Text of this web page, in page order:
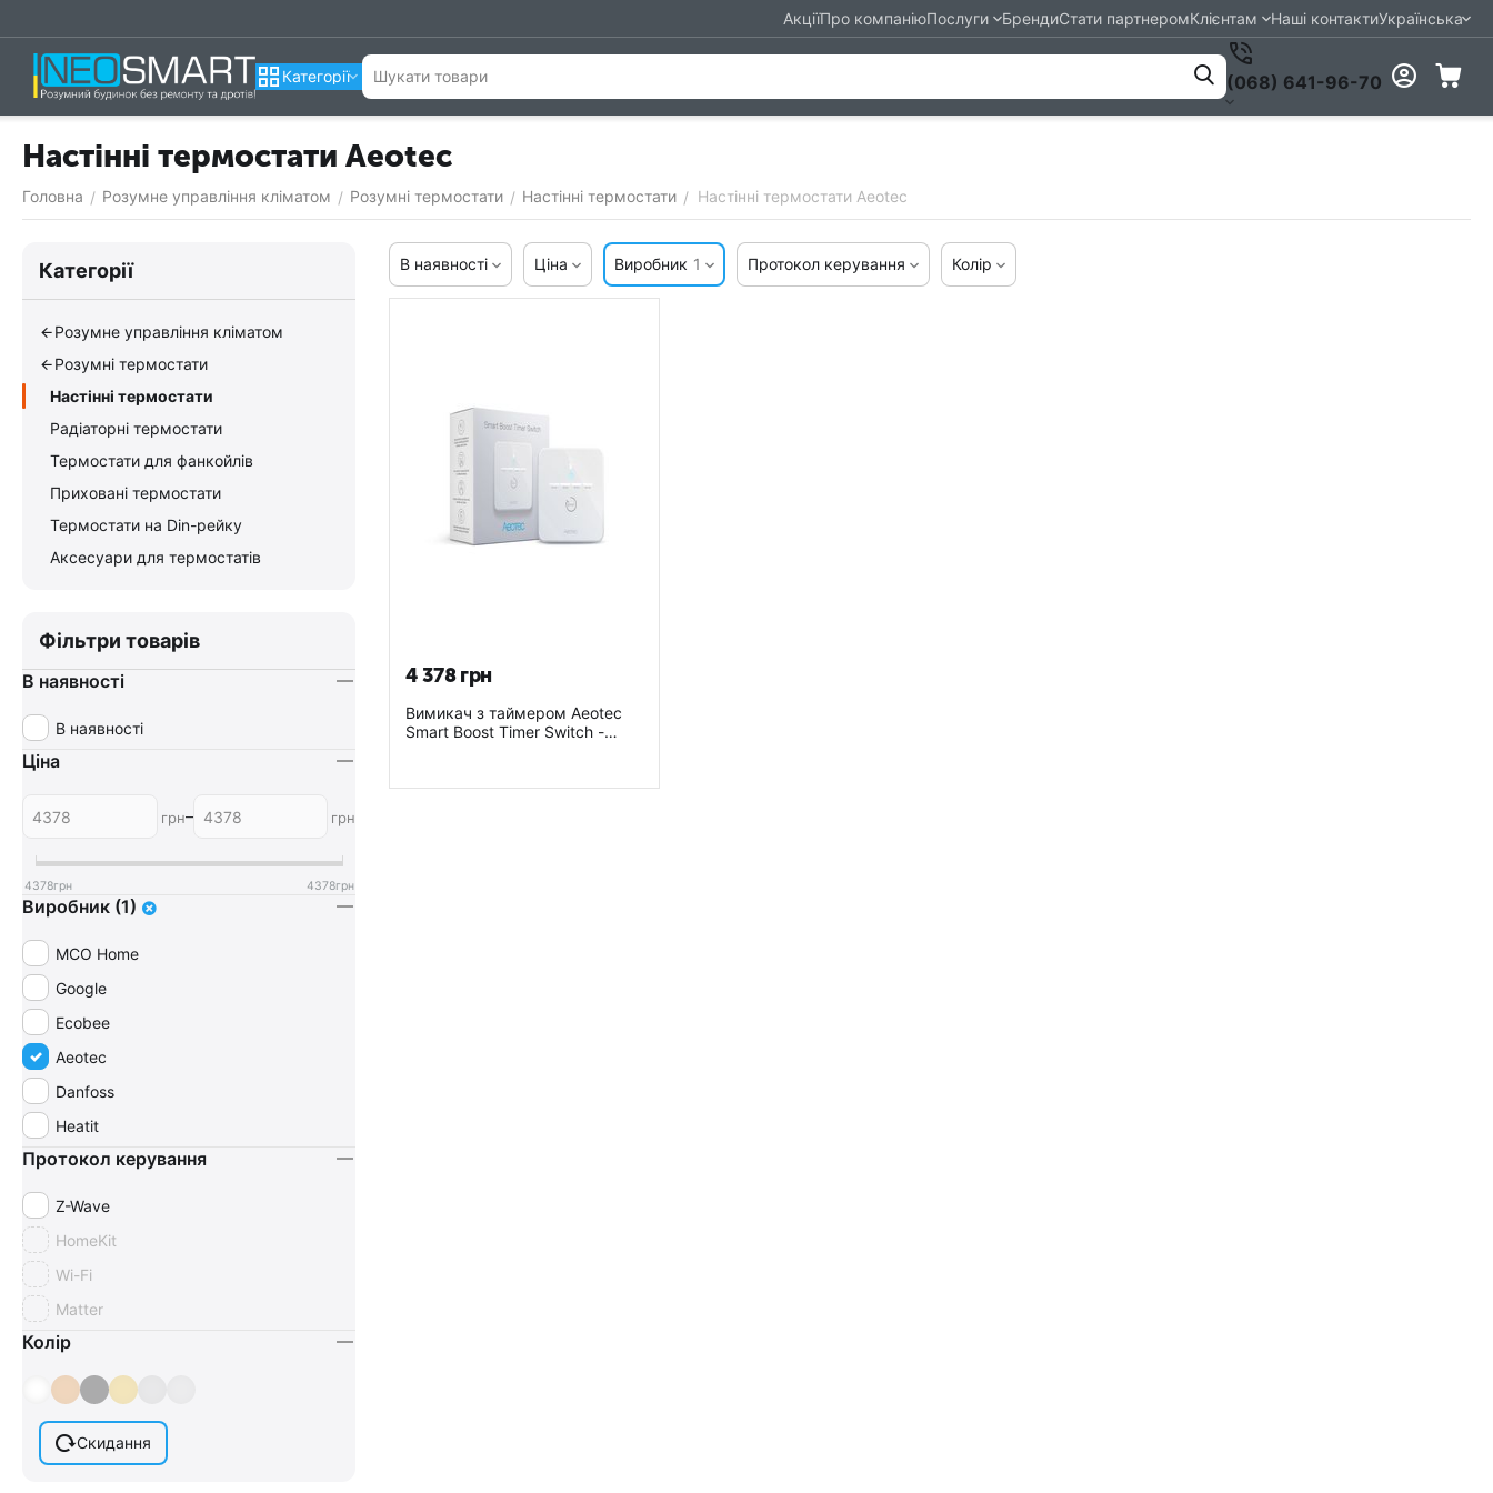
АкціїПро компаніюПослуги БрендиСтати партнеромКлієнтам Наші контактиУкраїнська
Категорії (068) 641-96-70
Настінні термостати Aeotec
Головна / Розумне управління кліматом / Розумні термостати / Настінні термостати / Настінні термостати Aeotec
В наявності Ціна Виробник 1 Протокол керування Колір
4 378 грн
Вимикач з таймером Aeotec
Smart Boost Timer Switch -
Категорії
Розумне управління кліматом
Розумні термостати
Настінні термостати
Радіаторні термостати
Термостати для фанкойлів
Приховані термостати
Термостати на Din-рейку
Аксесуари для термостатів
Фільтри товарів
В наявності
В наявності
Ціна
грн– грн
4378грн 4378грн
Виробник (1)
MCO Home
Google
Ecobee
Aeotec
Danfoss
Heatit
Протокол керування
Z-Wave
HomeKit
Wi-Fi
Matter
Колір
Скидання